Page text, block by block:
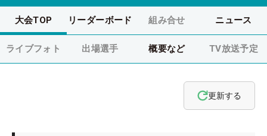
大会TOP リーダーボード 組み合せ ニュース
ライブフォト 出場選手 概要など TV放送予定
更新する